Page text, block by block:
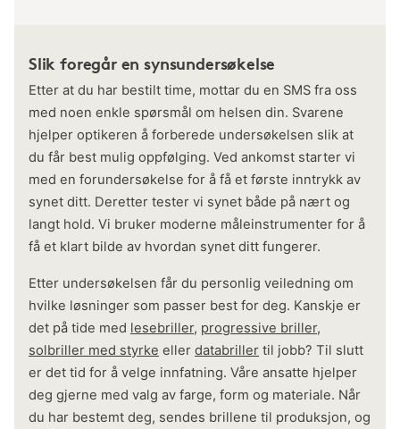
Slik foregår en synsundersøkelse
Etter at du har bestilt time, mottar du en SMS fra oss
med noen enkle spørsmål om helsen din. Svarene
hjelper optikeren å forberede undersøkelsen slik at
du får best mulig oppfølging. Ved ankomst starter vi
med en forundersøkelse for å få et første inntrykk av
synet ditt. Deretter tester vi synet både på nært og
langt hold. Vi bruker moderne måleinstrumenter for å
få et klart bilde av hvordan synet ditt fungerer.
Etter undersøkelsen får du personlig veiledning om
hvilke løsninger som passer best for deg. Kanskje er
det på tide med lesebriller, progressive briller,
solbriller med styrke eller databriller til jobb? Til slutt
er det tid for å velge innfatning. Våre ansatte hjelper
deg gjerne med valg av farge, form og materiale. Når
du har bestemt deg, sendes brillene til produksjon, og